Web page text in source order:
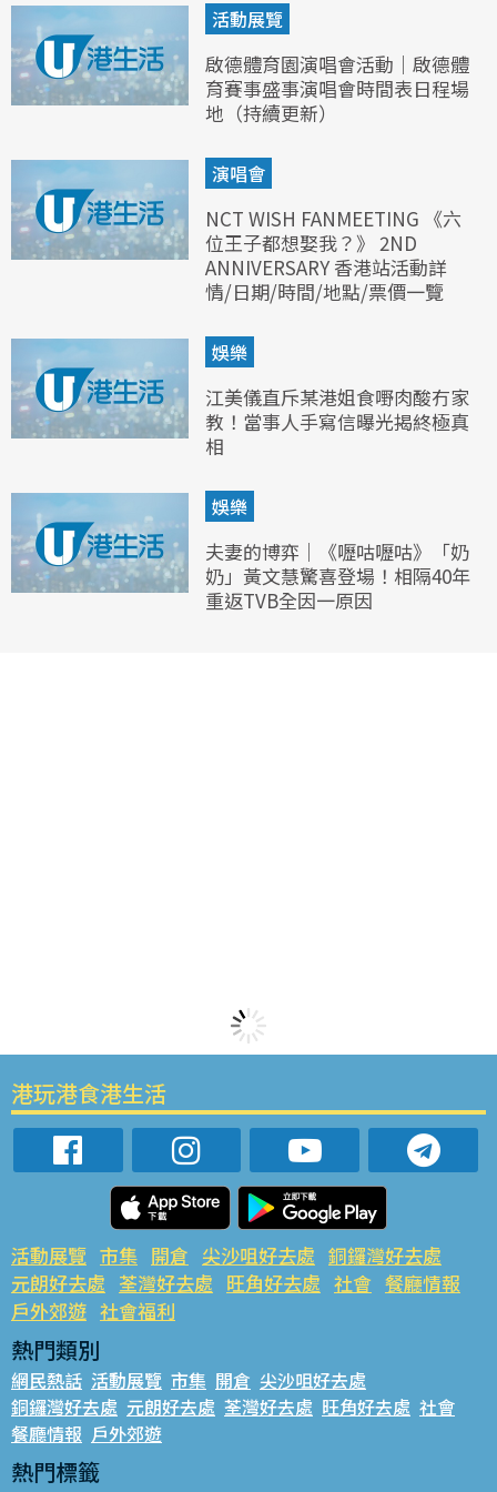
活動展覽
啟德體育園演唱會活動｜啟德體
育賽事盛事演唱會時間表日程場
地（持續更新）
演唱會
NCT WISH FANMEETING 《六
位王子都想娶我？》 2ND
ANNIVERSARY 香港站活動詳
情/日期/時間/地點/票價一覽
娛樂
江美儀直斥某港姐食嘢肉酸冇家
教！當事人手寫信曝光揭終極真
相
娛樂
夫妻的博弈｜《嚦咕嚦咕》「奶
奶」黃文慧驚喜登場！相隔40年
重返TVB全因一原因
港玩港食港生活
活動展覽 市集 開倉 尖沙咀好去處 銅鑼灣好去處
元朗好去處 荃灣好去處 旺角好去處 社會 餐廳情報
戶外郊遊 社會福利
熱門類別
網民熱話 活動展覽 市集 開倉 尖沙咀好去處
銅鑼灣好去處 元朗好去處 荃灣好去處 旺角好去處 社會
餐廳情報 戶外郊遊
熱門標籤